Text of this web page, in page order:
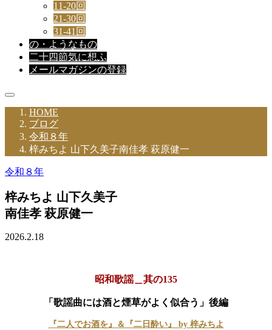
11-20回
21-30回
31-41回
の・ようなもの
二十四節気に想ふ
メールマガジンの登録
HOME
ブログ
令和８年
梓みちよ 山下久美子南佳孝 萩原健一
令和８年
梓みちよ 山下久美子
南佳孝 萩原健一
2026.2.18
昭和歌謡＿其の135
「歌謡曲には酒と煙草がよく似合う」後編
『二人でお酒を』＆『二日酔い』 by 梓みちよ